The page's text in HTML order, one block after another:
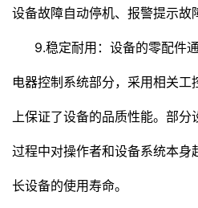
设备故障自动停机、报警提示故
9.稳定耐用：设备的零配件
电器控制系统部分，采用相关
上保证了设备的品质性能。部
过程中对操作者和设备系统本身
长设备的使用寿命。